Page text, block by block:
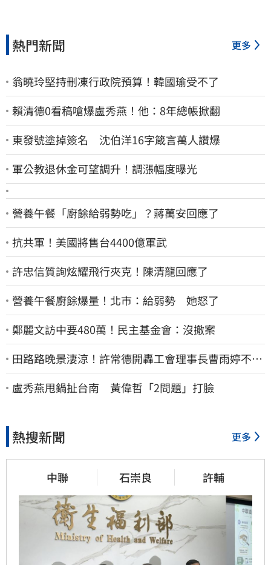
熱門新聞 更多
翁曉玲堅持刪凍行政院預算！韓國瑜受不了
賴清德0看稿嗆爆盧秀燕！他：8年總帳掀翻
東發號塗掉簽名 沈伯洋16字箴言萬人讚爆
軍公教退休金可望調升！調漲幅度曝光
營養午餐「廚餘給弱勢吃」？蔣萬安回應了
抗共軍！美國將售台4400億軍武
許忠信質詢炫耀飛行夾克！陳清龍回應了
營養午餐廚餘爆量！北市：給弱勢 她怒了
鄭麗文訪中要480萬！民主基金會：沒撤案
田路路晚景淒涼！許常德開轟工會理事長曹雨婷不忍
了：別只包紅包慰問
盧秀燕甩鍋扯台南 黃偉哲「2問題」打臉
熱搜新聞 更多
中聯 石崇良 許輔